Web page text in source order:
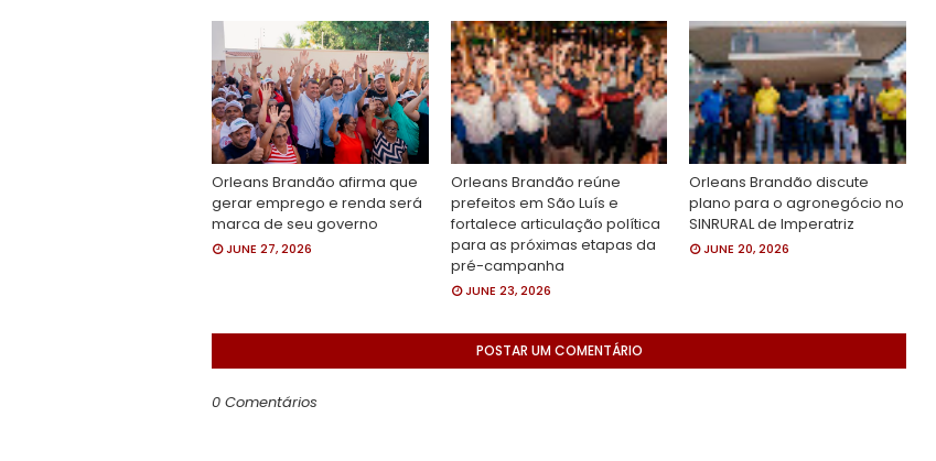
Orleans Brandão afirma que
gerar emprego e renda será
marca de seu governo
JUNE 27, 2026
Orleans Brandão reúne
prefeitos em São Luís e
fortalece articulação política
para as próximas etapas da
pré-campanha
JUNE 23, 2026
Orleans Brandão discute
plano para o agronegócio no
SINRURAL de Imperatriz
JUNE 20, 2026
POSTAR UM COMENTÁRIO
0 Comentários